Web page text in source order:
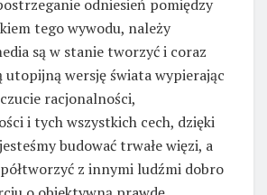
odniesień pomiędzy
tego wywodu, należy
są w stanie tworzyć i coraz
utopijną wersję świata wypierając
racjonalności,
i tych wszystkich cech, dzięki
budować trwałe więzi, a
z innymi ludźmi dobro